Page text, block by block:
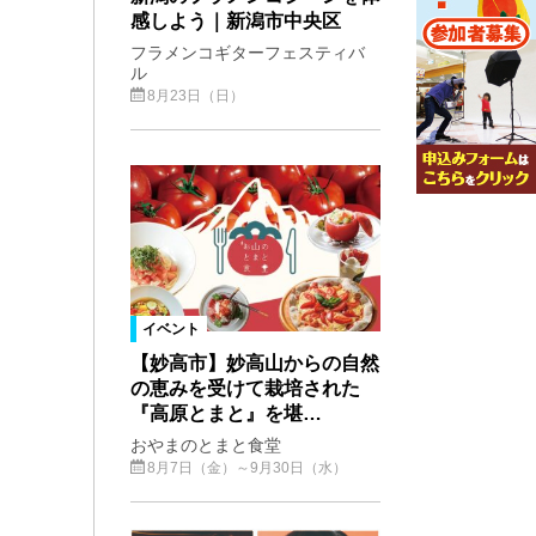
感しよう｜新潟市中央区
フラメンコギターフェスティバ
ル
8月23日（日）
イベント
【妙高市】妙高山からの自然
の恵みを受けて栽培された
『高原とまと』を堪…
おやまのとまと食堂
8月7日（金）～9月30日（水）